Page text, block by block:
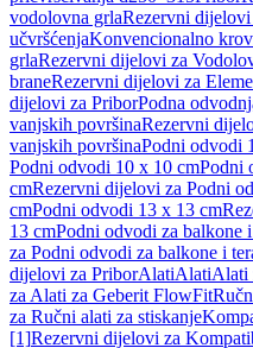
vodolovna grlaRezervni
učvršćenjaKonvencionalno
grlaRezervni dijelovi za
braneRezervni dijelovi za
dijelovi za PriborPodna
vanjskih površinaRezervni
vanjskih površinaPodni odvodi
Podni odvodi 10 x 10 cmPodni
cmRezervni dijelovi za Podni
cmPodni odvodi 13 x 13 cm
13 cmPodni odvodi za balkone
za Podni odvodi za balkone i
dijelovi za PriborAlatiAlatiAlati
za Alati za Geberit FlowFit
za Ručni alati za stiskanje
[1]Rezervni dijelovi za